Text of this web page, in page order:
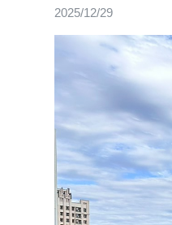
2025/12/29